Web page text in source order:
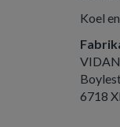
Koel
6718